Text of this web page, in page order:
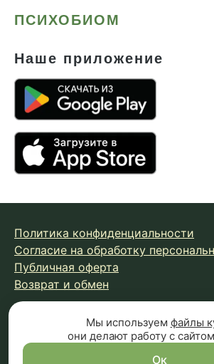
ПСИХОБИОМ
Наше приложение
Политика конфиденциальности
Согласие на обработку
Публичная оферта
Возврат и обмен
© 2026 Fungiline — зарегистрированная
Копирование материалов с сайта
Вся информация на сайте носит
Мы используем файлы
они делают работу с
Ок